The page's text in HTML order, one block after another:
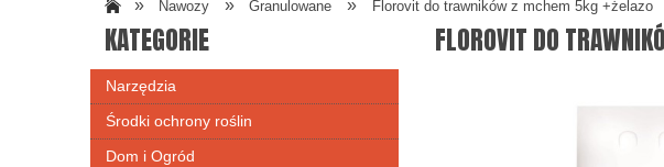
» Nawozy » Granulowane » Florovit do trawników z mchem 5kg +żelazo
KATEGORIE
Narzędzia
Środki ochrony roślin
Dom i Ogród
FLOROVIT DO